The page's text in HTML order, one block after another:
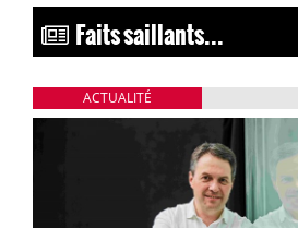
Faits saillants...
ACTUALITÉ